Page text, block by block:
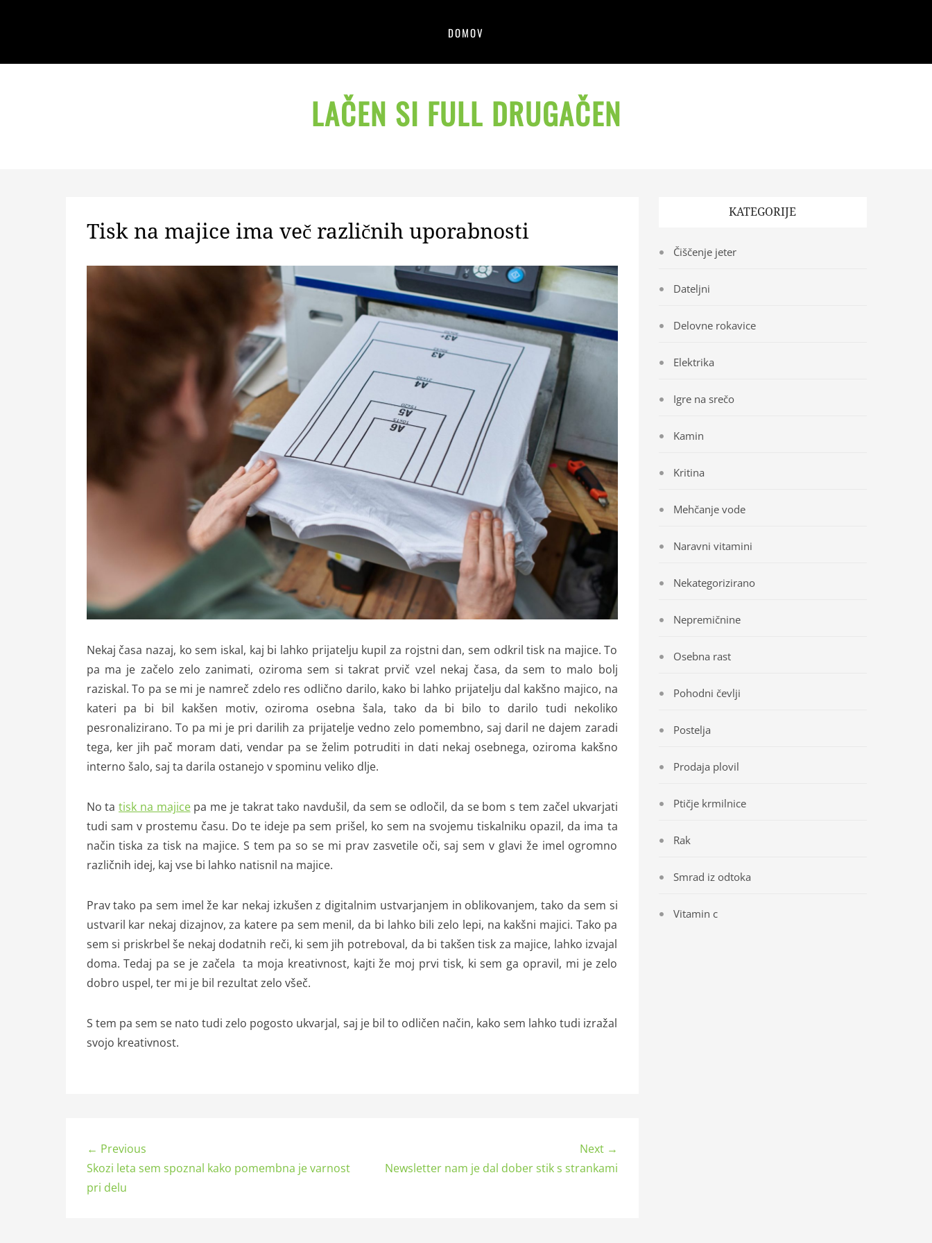
Menu
DOMOV
LAČEN SI FULL DRUGAČEN
Tisk na majice ima več različnih uporabnosti
Nekaj časa nazaj, ko sem iskal, kaj bi lahko prijatelju kupil za rojstni dan, sem odkril tisk na majice. To
pa ma je začelo zelo zanimati, oziroma sem si takrat prvič vzel nekaj časa, da sem to malo bolj
raziskal. To pa se mi je namreč zdelo res odlično darilo, kako bi lahko prijatelju dal kakšno majico, na
kateri pa bi bil kakšen motiv, oziroma osebna šala, tako da bi bilo to darilo tudi nekoliko
pesronalizirano. To pa mi je pri darilih za prijatelje vedno zelo pomembno, saj daril ne dajem zaradi
tega, ker jih pač moram dati, vendar pa se želim potruditi in dati nekaj osebnega, oziroma kakšno
interno šalo, saj ta darila ostanejo v spominu veliko dlje.
No tatisk na majicepa me je takrat tako navdušil, da sem se odločil, da se bom s tem začel ukvarjati
tudi sam v prostemu času. Do te ideje pa sem prišel, ko sem na svojemu tiskalniku opazil, da ima ta
način tiska za tisk na majice. S tem pa so se mi prav zasvetile oči, saj sem v glavi že imel ogromno
različnih idej, kaj vse bi lahko natisnil na majice.
Prav tako pa sem imel že kar nekaj izkušen z digitalnim ustvarjanjem in oblikovanjem, tako da sem si
ustvaril kar nekaj dizajnov, za katere pa sem menil, da bi lahko bili zelo lepi, na kakšni majici. Tako pa
sem si priskrbel še nekaj dodatnih reči, ki sem jih potreboval, da bi takšen tisk za majice, lahko izvajal
doma. Tedaj pa se je začela ta moja kreativnost, kajti že moj prvi tisk, ki sem ga opravil, mi je zelo
dobro uspel, ter mi je bil rezultat zelo všeč.
S tem pa sem se nato tudi zelo pogosto ukvarjal, saj je bil to odličen način, kako sem lahko tudi izražal
svojo kreativnost.
← Previous
Skozi leta sem spoznal kako pomembna je varnost
pri delu
Next →
Newsletter nam je dal dober stik s strankami
KATEGORIJE
Čiščenje jeter
Dateljni
Delovne rokavice
Elektrika
Igre na srečo
Kamin
Kritina
Mehčanje vode
Naravni vitamini
Nekategorizirano
Nepremičnine
Osebna rast
Pohodni čevlji
Postelja
Prodaja plovil
Ptičje krmilnice
Rak
Smrad iz odtoka
Vitamin c